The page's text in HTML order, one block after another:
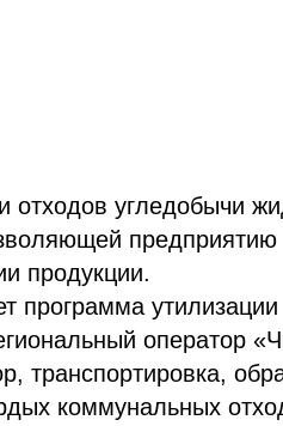
отходов угледобычи
предприятию
продукции.
программа утилизации
оператор
транспортировка,
коммунальных